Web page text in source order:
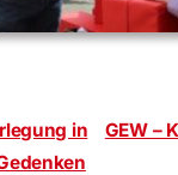
GEW –
in